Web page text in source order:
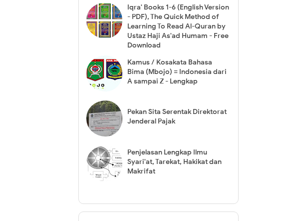
Iqra' Books 1-6 (English Version
- PDF), The Quick Method of
Learning To Read Al-Quran by
Ustaz Haji As'ad Humam - Free
Download
Kamus / Kosakata Bahasa
Bima (Mbojo) = Indonesia dari
A sampai Z - Lengkap
Pekan Sita Serentak Direktorat
Jenderal Pajak
Penjelasan Lengkap Ilmu
Syari'at, Tarekat, Hakikat dan
Makrifat